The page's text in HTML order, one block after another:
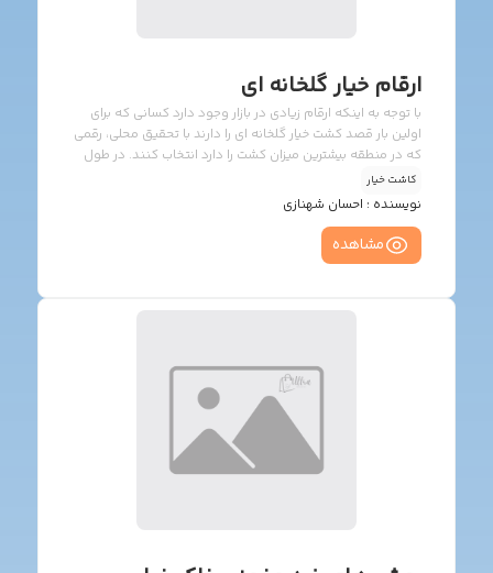
ارقام خیار گلخانه ای
با توجه به اینکه ارقام زیادی در بازار وجود دارد کسانی که برای
اولین بار قصد کشت خیار گلخانه ای را دارند با تحقیق محلی، رقمی
که در منطقه بیشترین میزان کشت را دارد انتخاب کنند. در طول
روزهای کوتاه رقم کم گل و در طول روزهای بلند رقم پر گل
انتخاب شود. اگر تولید در شرایط طول روز متوسط انجام می گیرد،
از ارقام بینابین استفاده می شود. در انتخاب رقم سعی شود بازار
مصرف مد نظر قرار گیرد و از ارقامی که بازار پسندی مناسب تری
دارند استفاده نمائیم و همچنین در انتخاب رقم ،آلودگی های
کاشت خیار
نویسنده : احسان شهنازی
مشاهده